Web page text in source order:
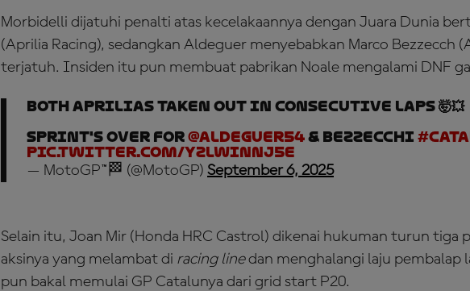
Morbidelli dijatuhi penalti atas kecelakaannya dengan Juara Dunia
(Aprilia Racing), sedangkan Aldeguer menyebabkan Marco Bezzecch
terjatuh. Insiden itu pun membuat pabrikan Noale mengalami DNF
Both Aprilias taken out in consecutive laps 🤯💥
Sprint's over for@Aldeguer54& Bezzecchi
pic.twitter.com/yzLwINNj5e
— MotoGP™🏁 (@MotoGP) September 6, 2025
Selain itu, Joan Mir (Honda HRC Castrol) dikenai hukuman turun tiga
aksinya yang melambat di racing linedan menghalangi laju pembalap
pun bakal memulai GP Catalunya dari grid start P20.